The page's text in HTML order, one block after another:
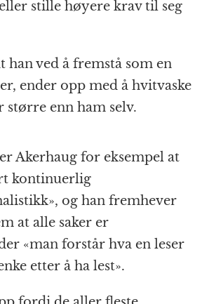
stille høyere krav til seg
han ved å fremstå som en
ender opp med å hvitvaske
større enn ham selv.
Akerhaug for eksempel at
kontinuerlig
og han fremhever
at alle saker er
«man forstår hva en leser
etter å ha lest».